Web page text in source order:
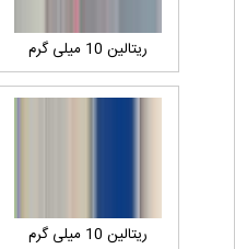
ریتالین 10 میلی گرم
ریتالین 10 میلی گرم